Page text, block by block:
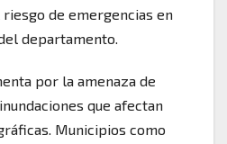
de emergencias en
departamento.
por la amenaza de
que afectan
Municipios como